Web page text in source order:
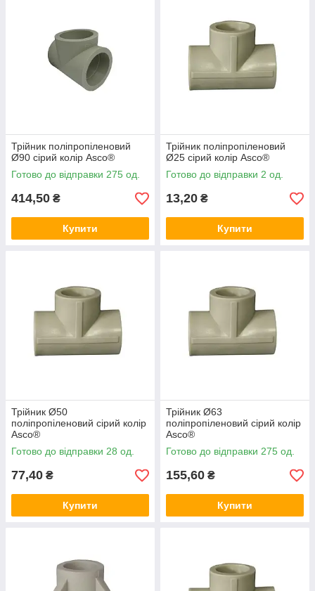
Трійник поліпропіленовий
Ø90 сірий колір Asco®
Готово до відправки 275 од.
414,50 ₴
Купити
Трійник поліпропіленовий
Ø25 сірий колір Asco®
Готово до відправки 2 од.
13,20 ₴
Купити
Трійник Ø50
поліпропіленовий сірий колір
Asco®
Готово до відправки 28 од.
77,40 ₴
Купити
Трійник Ø63
поліпропіленовий сірий колір
Asco®
Готово до відправки 275 од.
155,60 ₴
Купити